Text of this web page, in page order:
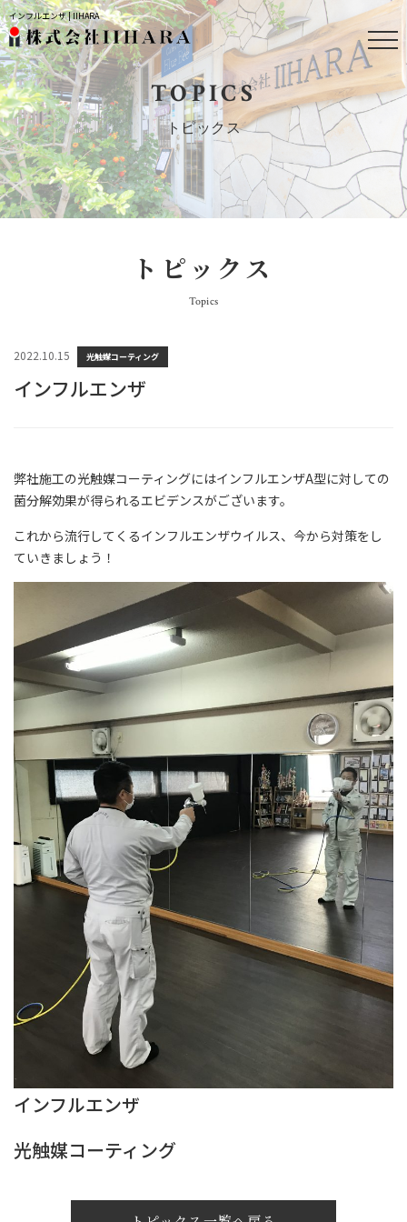
インフルエンザ | IIHARA
TOPICS
トピックス
トピックス
Topics
2022.10.15 光触媒コーティング
インフルエンザ
弊社施工の光触媒コーティングにはインフルエンザA型に対しての
菌分解効果が得られるエビデンスがございます。
これから流行してくるインフルエンザウイルス、今から対策をし
ていきましょう！
インフルエンザ
光触媒コーティング